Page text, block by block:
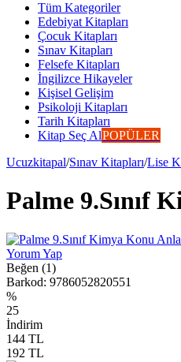
Tüm Kategoriler
Edebiyat Kitapları
Çocuk Kitapları
Sınav Kitapları
Felsefe Kitapları
İngilizce Hikayeler
Kişisel Gelişim
Psikoloji Kitapları
Tarih Kitapları
Kitap Seç AlPOPÜLER
Ucuzkitapal/Sınav Kitapları/Lise
Palme 9.Sınıf
Yorum Yap
Beğen (1)
Barkod: 9786052820551
%
25
İndirim
144 TL
192 TL